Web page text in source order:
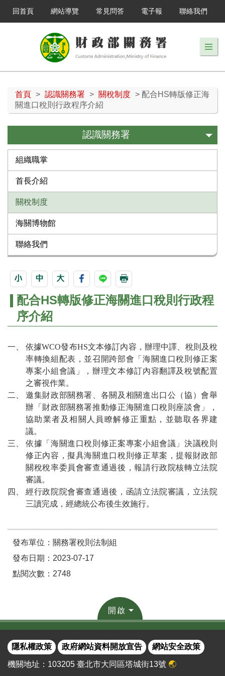
回首頁 網站導覽 常見問答 電子報 聯絡我們
首頁 > 認識關務署 > 關稅制度 > 配合HS轉版修正海
關進口稅則行政程序介紹
認識關務署
組織職掌
首長介紹
關稅制度
海關博物館
聯絡我們
配合HS轉版修正海關進口稅則行政程
序介紹
依據WCO發布HS文本修訂內容，辦理中譯、稅則及稅
率轉換組配表，並召開跨部會「海關進口稅則修正案
專案小組會議」，辦理文本修訂內容翻譯及稅號配置
之審視作業。
邀集財政部關務署、各關及相關進出口公（協）會舉
辦「財政部關務署推動修正海關進口稅則座談會」，
協助業者及相關人員瞭解修正重點，並聽取各界建
議。
依據「海關進口稅則修正案專案小組會議」決議稅則
修正內容，擬具海關進口稅則修正草案，提報財政部
關稅稅率委員會審查通過後，報請行政院核轉立法院
審議。
經行政院院會審查通過後，函請立法院審議，立法院
三讀完成，經總統公布後生效施行。
發布單位：關務署稅則法制組
發布日期：2023-07-17
點閱次數：2748
開啟
隱私權政策 政府網站資料開放宣告 網站安全政策
機關地址：103205 臺北市大同區塔城街13號 🌏